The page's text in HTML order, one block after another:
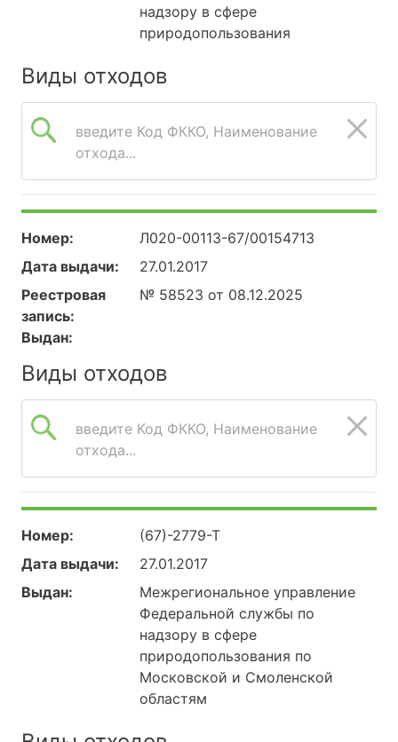
надзору в сфере
природопользования
Виды отходов
введите Код ФККО, Наименование
отхода...
Номер:
Л020-00113-67/00154713
Дата выдачи:
27.01.2017
Реестровая
запись:
№ 58523 от 08.12.2025
Выдан:
Виды отходов
введите Код ФККО, Наименование
отхода...
Номер:
(67)-2779-Т
Дата выдачи:
27.01.2017
Выдан:
Межрегиональное управление
Федеральной службы по
надзору в сфере
природопользования по
Московской и Смоленской
областям